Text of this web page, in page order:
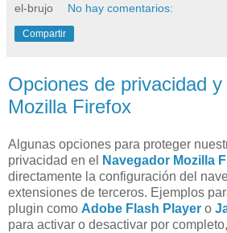
el-brujo No hay comentarios:
Compartir
Opciones de privacidad
Mozilla Firefox
Algunas opciones para proteger
privacidad en el
Navegador Mozilla
directamente la configuración del
extensiones de terceros. Ejemplos
plugin como Adobe Flash Player o
para activar o desactivar por